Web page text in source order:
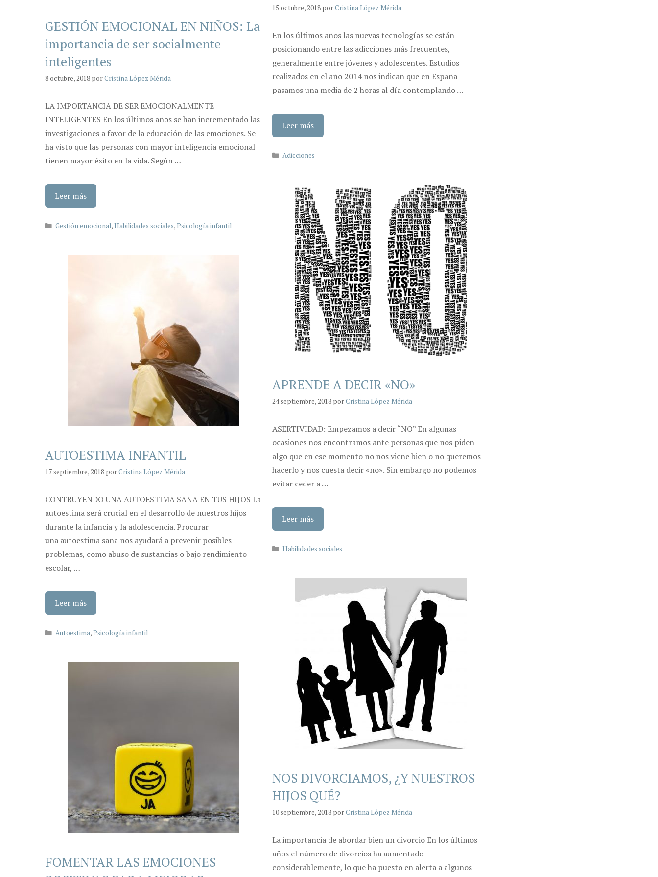
15 octubre, 2018 porCristina López Mérida
En los últimos años las nuevas tecnologías se están
posicionando entre las adicciones más frecuentes,
generalmente entre jóvenes y adolescentes. Estudios
realizados en el año 2014 nos indican que en España
pasamos una media de 2 horas al día contemplando …
Leer más
Categorías
Adicciones
GESTIÓN EMOCIONAL EN NIÑOS: La
importancia de ser socialmente
inteligentes
8 octubre, 2018 porCristina López Mérida
LA IMPORTANCIA DE SER EMOCIONALMENTE
INTELIGENTES En los últimos años se han incrementado las
investigaciones a favor de la educación de las emociones. Se
ha visto que las personas con mayor inteligencia emocional
tienen mayor éxito en la vida. Según …
Leer más
Categorías
Gestión emocional,Habilidades sociales,Psicología infantil
APRENDE A DECIR «NO»
24 septiembre, 2018 porCristina López Mérida
ASERTIVIDAD: Empezamos a decir “NO” En algunas
ocasiones nos encontramos ante personas que nos piden
algo que en ese momento no nos viene bien o no queremos
hacerlo y nos cuesta decir «no». Sin embargo no podemos
evitar ceder a …
Leer más
Categorías
Habilidades sociales
AUTOESTIMA INFANTIL
17 septiembre, 2018 porCristina López Mérida
CONTRUYENDO UNA AUTOESTIMA SANA EN TUS HIJOS La
autoestima será crucial en el desarrollo de nuestros hijos
durante la infancia y la adolescencia. Procurar
una autoestima sana nos ayudará a prevenir posibles
problemas, como abuso de sustancias o bajo rendimiento
escolar, …
Leer más
Categorías
Autoestima,Psicología infantil
NOS DIVORCIAMOS, ¿Y NUESTROS
HIJOS QUÉ?
10 septiembre, 2018 porCristina López Mérida
La importancia de abordar bien un divorcio En los últimos
años el número de divorcios ha aumentado
considerablemente, lo que ha puesto en alerta a algunos
FOMENTAR LAS EMOCIONES